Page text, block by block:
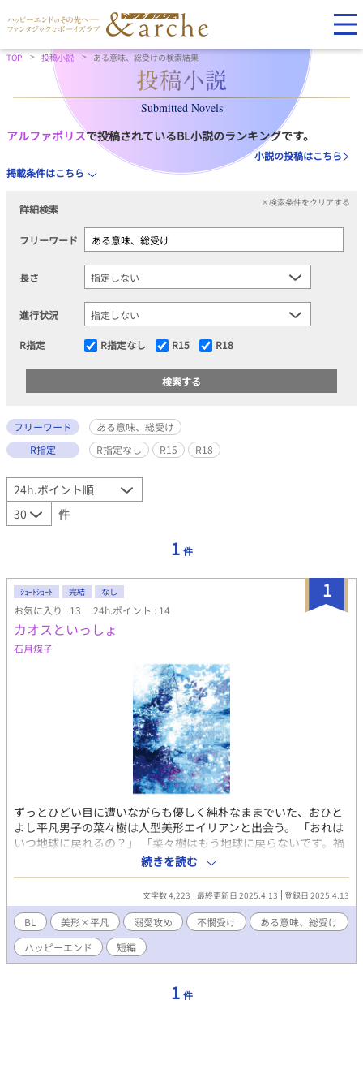
TOP 投稿小説 ある意味、総受けの検索結果
Submitted Novels
アルファポリスで投稿されているBL小説のランキングです。
小説の投稿はこちら
掲載条件はこちら
詳細検索
×検索条件をクリアする
フリーワード
長さ
進行状況
R指定 R指定なし R15 R18
フリーワード
ある意味、総受け
R指定
R指定なし R15 R18
件
1 件
1
ｼｮｰﾄｼｮｰﾄ 完結 なし
お気に入り : 13 24h.ポイント : 14
カオスといっしょ
石月煤子
ずっとひどい目に遭いながらも優しく純朴なままでいた、おひと
よし平凡男子の菜々樹は人型美形エイリアンと出会う。 「おれは
いつ地球に戻れるの？」 「菜々樹はもう地球に戻らないです。禍
御守とこの＜ジェーン＞暮らします。ずっと」 「コンビニのシフ
トが入ってるから戻らないと」 「菜々樹は戻らないです」 （……
どうしよう、困ったなぁ……）
続きを読む
文字数 4,223 最終更新日 2025.4.13 登録日 2025.4.13
BL 美形×平凡 溺愛攻め 不憫受け
ある意味、総受け
ハッピーエンド
短編
1 件